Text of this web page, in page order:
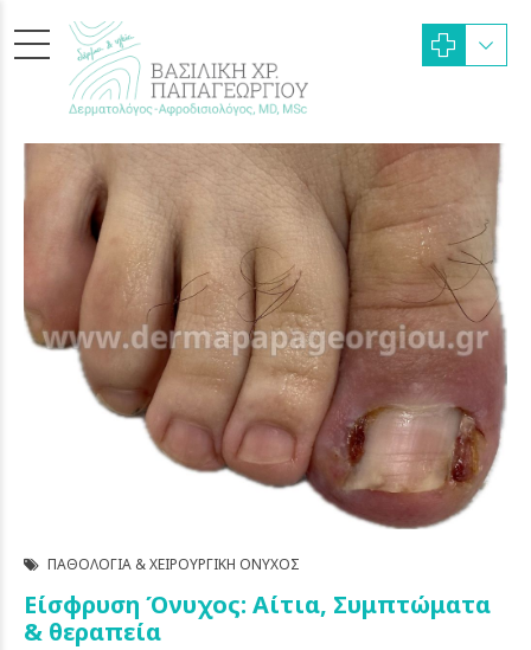
ΠΑΘΟΛΟΓΊΑ & ΧΕΙΡΟΥΡΓΙΚΉ ΌΝΥΧΟΣ
Είσφρυση Όνυχος: Αίτια, Συμπτώματα
& θεραπεία